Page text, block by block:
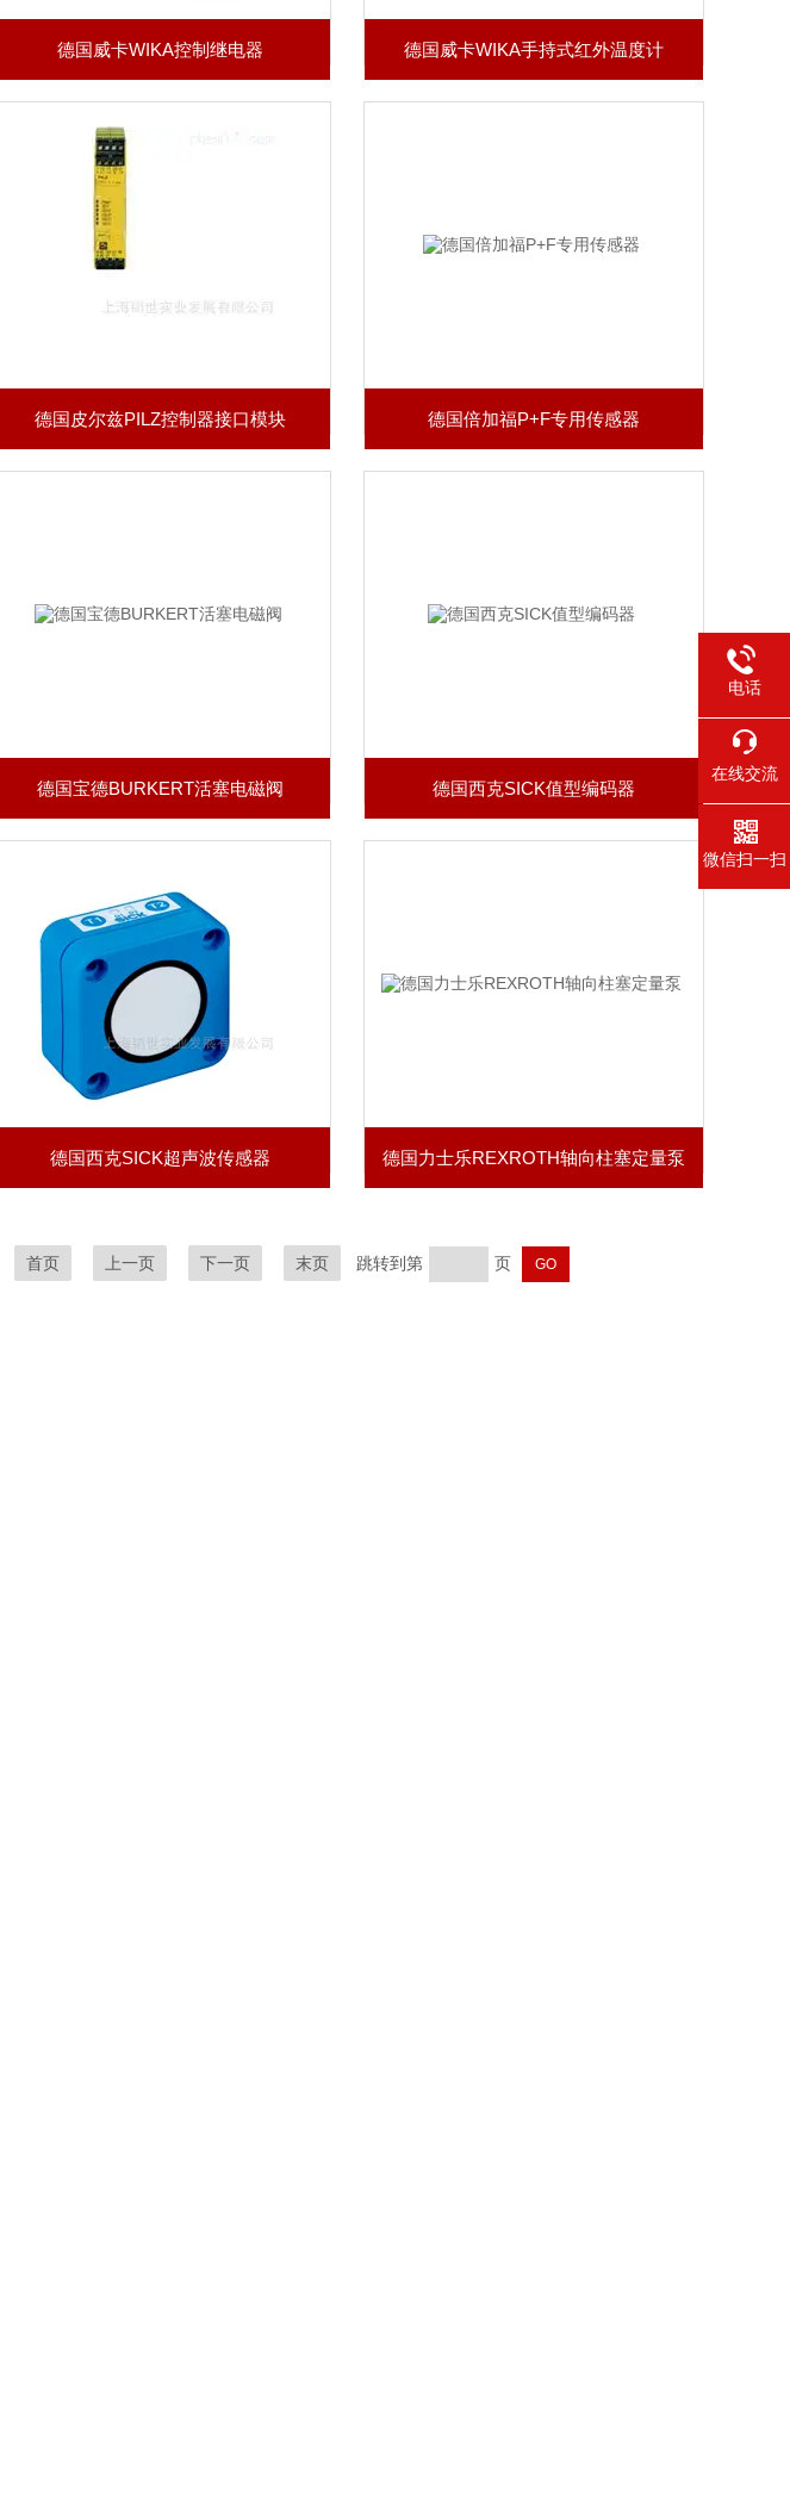
德国威卡WIKA控制继电器 德国威卡WIKA手持式红外温度计
德国皮尔兹PILZ控制器接口模块 德国倍加福P+F专用传感器
德国宝德BURKERT活塞电磁阀 德国西克SICK值型编码器
德国西克SICK超声波传感器 德国力士乐REXROTH轴向柱塞定量泵
首页 上一页 下一页 末页 跳转到第 页
电话
在线交流
微信扫一扫